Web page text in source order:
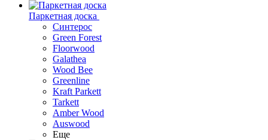
Паркетная доска
Синтерос
Green Forest
Floorwood
Galathea
Wood Bee
Greenline
Kraft Parkett
Tarkett
Amber Wood
Auswood
Еще